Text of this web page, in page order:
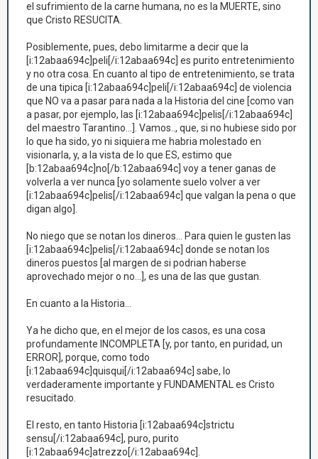
el sufrimiento de la carne humana, no es la MUERTE, sino
que Cristo RESUCITA.
Posiblemente, pues, debo limitarme a decir que la
[i:12abaa694c]peli[/i:12abaa694c] es purito entretenimiento
y no otra cosa. En cuanto al tipo de entretenimiento, se trata
de una tipica [i:12abaa694c]peli[/i:12abaa694c] de violencia
que NO va a pasar para nada a la Historia del cine [como van
a pasar, por ejemplo, las [i:12abaa694c]pelis[/i:12abaa694c]
del maestro Tarantino...]. Vamos.., que, si no hubiese sido por
lo que ha sido, yo ni siquiera me habria molestado en
visionarla, y, a la vista de lo que ES, estimo que
[b:12abaa694c]no[/b:12abaa694c] voy a tener ganas de
volverla a ver nunca [yo solamente suelo volver a ver
[i:12abaa694c]pelis[/i:12abaa694c] que valgan la pena o que
digan algo].
No niego que se notan los dineros... Para quien le gusten las
[i:12abaa694c]pelis[/i:12abaa694c] donde se notan los
dineros puestos [al margen de si podrian haberse
aprovechado mejor o no...], es una de las que gustan.
En cuanto a la Historia...
Ya he dicho que, en el mejor de los casos, es una cosa
profundamente INCOMPLETA [y, por tanto, en puridad, un
ERROR], porque, como todo
[i:12abaa694c]quisqui[/i:12abaa694c] sabe, lo
verdaderamente importante y FUNDAMENTAL es Cristo
resucitado.
El resto, en tanto Historia [i:12abaa694c]strictu
sensu[/i:12abaa694c], puro, purito
[i:12abaa694c]atrezzo[/i:12abaa694c].